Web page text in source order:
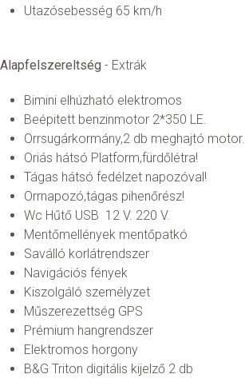
Utazósebesség 65 km/h
Alapfelszereltség - Extrák
Bimini elhúzható elektromos
Beépitett benzinmotor 2*350 LE.
Orrsugárkormány,2 db meghajtó motor.
Oriás hátsó Platform,fürdőlétra!
Tágas hátsó fedélzet napozóval!
Orrnapozó,tágas pihenőrész!
Wc Hűtő USB 12 V. 220 V.
Mentőmellények mentőpatkó
Saválló korlátrendszer
Navigációs fények
Kiszolgáló személyzet
Műszerezettség GPS
Prémium hangrendszer
Elektromos horgony
B&G Triton digitális kijelző 2 db